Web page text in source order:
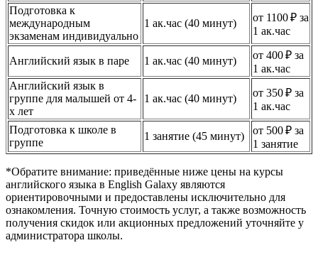
Подготовка к
международным
экзаменам индивидуально
1 ак.час (40 минут)
от 1100 ₽ за
1 ак.час
Английский язык в паре 1 ак.час (40 минут)
от 400 ₽ за
1 ак.час
Английский язык в
группе для малышей от 4-
х лет
1 ак.час (40 минут)
от 350 ₽ за
1 ак.час
Подготовка к школе в
группе
1 занятие (45 минут)
от 500 ₽ за
1 занятие
*Обратите внимание: приведённые ниже цены на курсы
английского языка в English Galaxy являются
ориентировочными и предоставлены исключительно для
ознакомления. Точную стоимость услуг, а также возможность
получения скидок или акционных предложений уточняйте у
администратора школы.